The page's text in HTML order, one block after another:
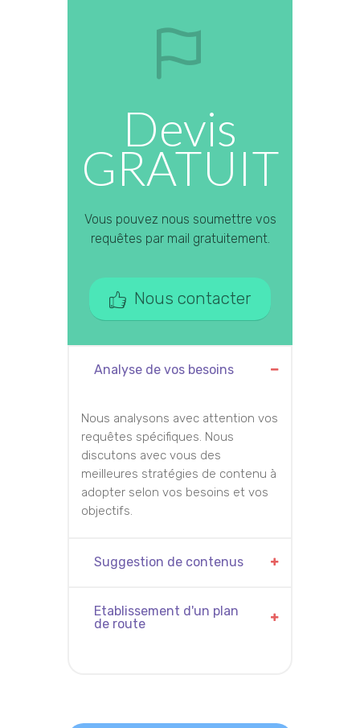
Devis
GRATUIT
Vous pouvez nous soumettre vos
requêtes par mail gratuitement.
Nous contacter
Analyse de vos besoins
Nous analysons avec attention vos
requêtes spécifiques. Nous
discutons avec vous des
meilleures stratégies de contenu à
adopter selon vos besoins et vos
objectifs.
Suggestion de contenus
Etablissement d'un plan
de route